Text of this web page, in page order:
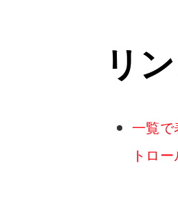
リ
一覧
トロ